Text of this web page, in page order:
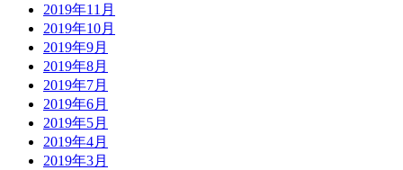
2019年11月
2019年10月
2019年9月
2019年8月
2019年7月
2019年6月
2019年5月
2019年4月
2019年3月